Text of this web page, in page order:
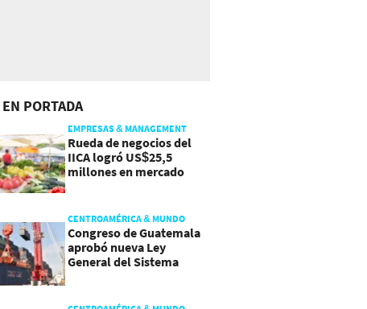
EN PORTADA
EMPRESAS & MANAGEMENT
Rueda de negocios del
IICA logró US$25,5
millones en mercado
CENTROAMÉRICA & MUNDO
Congreso de Guatemala
aprobó nueva Ley
General del Sistema